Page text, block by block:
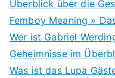
Überblick über die
Femboy Meaning »
Wer ist Gabriel
Geheimnisse im
Was ist das Lupa